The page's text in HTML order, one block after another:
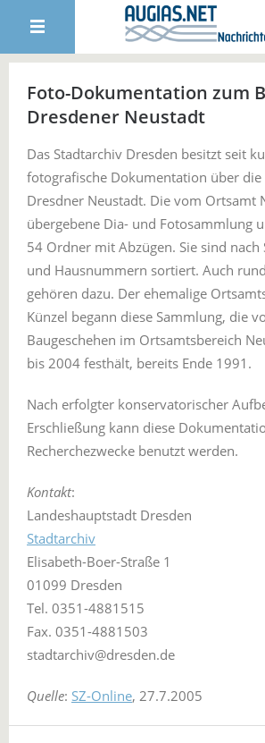
Foto-Dokumentation zum
Dresdener Neustadt
Das Stadtarchiv Dresden besitzt seit
fotografische Dokumentation über
Dresdner Neustadt. Die vom Ortsamt
übergebene Dia- und Fotosammlung
54 Ordner mit Abzügen. Sie sind nach
und Hausnummern sortiert. Auch
gehören dazu. Der ehemalige
Künzel begann diese Sammlung, die
Baugeschehen im Ortsamtsbereich
bis 2004 festhält, bereits Ende 1991.
Nach erfolgter konservatorischer
Erschließung kann diese
Recherchezwecke benutzt werden.
Kontakt:
Landeshauptstadt Dresden
Stadtarchiv
Elisabeth-Boer-Straße 1
01099 Dresden
Tel. 0351-4881515
Fax. 0351-4881503
stadtarchiv@dresden.de
Quelle: SZ-Online, 27.7.2005